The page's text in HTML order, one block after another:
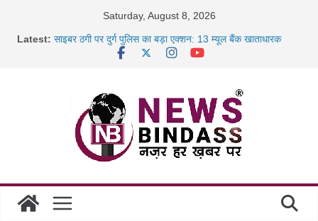
Saturday, August 8, 2026
Latest: साइबर ठगी पर दुर्ग पुलिस का बड़ा एक्शन: 13 म्यूल बैंक खाताधारक
रायपुर में कल्याण ज्वेलर्स में डकैती की साजिश नाकाम, दिल्ली-बिहार
छत्तीसगढ़ में 1460 गोधाम होंगे स्थापित, हर विकासखंड के 10 उत्कृष्ट
गोठानों